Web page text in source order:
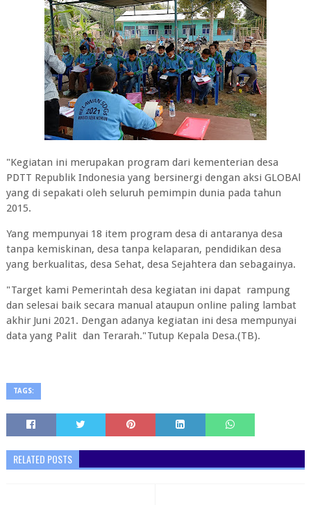
"Kegiatan ini merupakan program dari kementerian desa
PDTT Republik Indonesia yang bersinergi dengan aksi GLOBAl
yang di sepakati oleh seluruh pemimpin dunia pada tahun
2015.
Yang mempunyai 18 item program desa di antaranya desa
tanpa kemiskinan, desa tanpa kelaparan, pendidikan desa
yang berkualitas, desa Sehat, desa Sejahtera dan sebagainya.
"Target kami Pemerintah desa kegiatan ini dapat rampung
dan selesai baik secara manual ataupun online paling lambat
akhir Juni 2021. Dengan adanya kegiatan ini desa mempunyai
data yang Palit dan Terarah."Tutup Kepala Desa.(TB).
TAGS:
RELATED POSTS